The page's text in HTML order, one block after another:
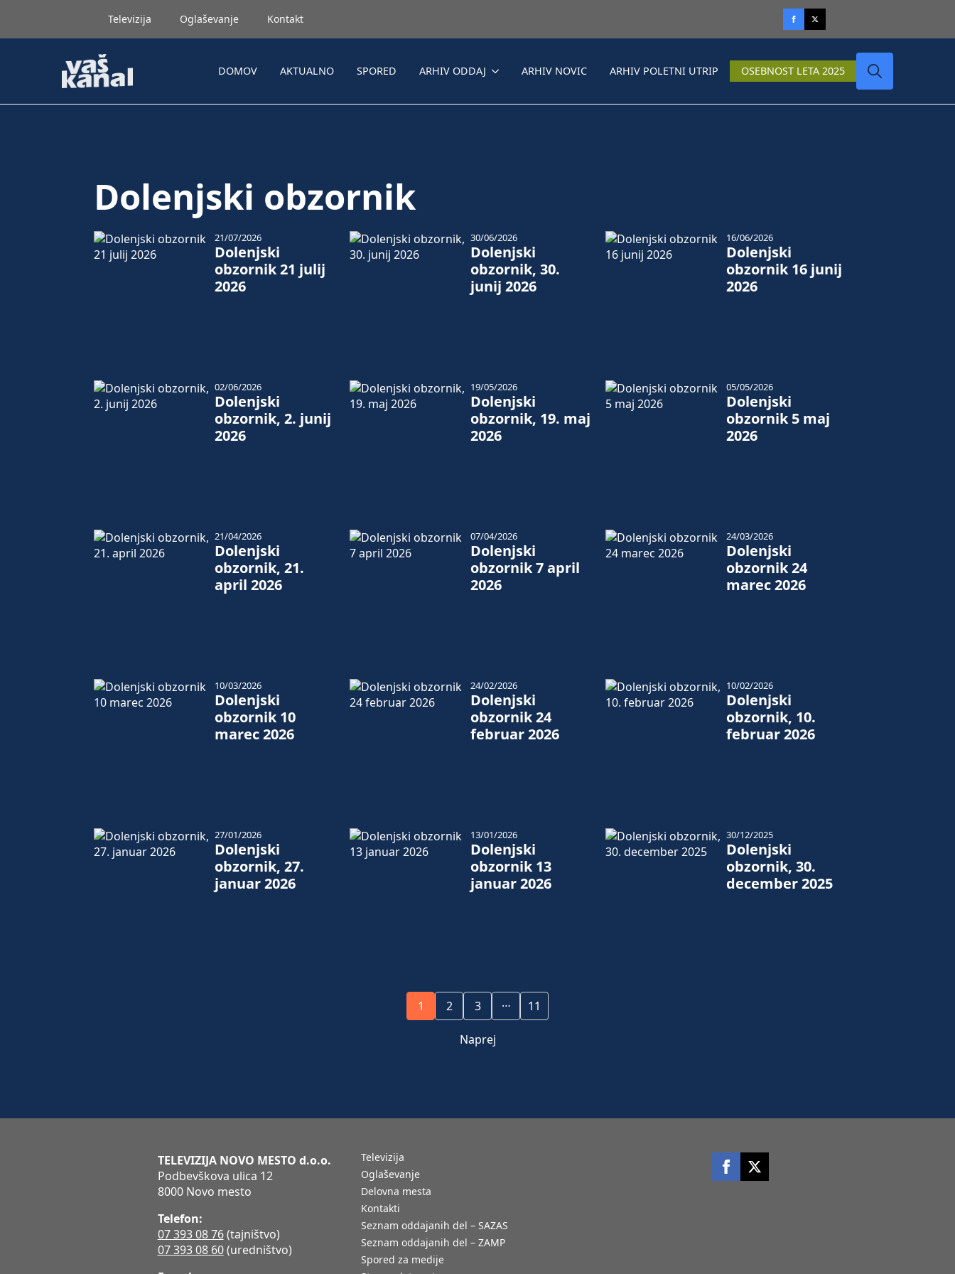
Televizija Oglaševanje Kontakt
DOMOV AKTUALNO SPORED ARHIV ODDAJ ARHIV NOVIC ARHIV POLETNI UTRIP OSEBNOST LETA 2025
Dolenjski obzornik
Dolenjski
obzornik 21 julij
2026
21/07/2026
Dolenjski
obzornik, 30.
junij 2026
30/06/2026
Dolenjski
obzornik 16 junij
2026
16/06/2026
Dolenjski
obzornik, 2. junij
2026
02/06/2026
Dolenjski
obzornik, 19. maj
2026
19/05/2026
Dolenjski
obzornik 5 maj
2026
05/05/2026
Dolenjski
obzornik, 21.
april 2026
21/04/2026
Dolenjski
obzornik 7 april
2026
07/04/2026
Dolenjski
obzornik 24
marec 2026
24/03/2026
Dolenjski
obzornik 10
marec 2026
10/03/2026
Dolenjski
obzornik 24
februar 2026
24/02/2026
Dolenjski
obzornik, 10.
februar 2026
10/02/2026
Dolenjski
obzornik, 27.
januar 2026
27/01/2026
Dolenjski
obzornik 13
januar 2026
13/01/2026
Dolenjski
obzornik, 30.
december 2025
30/12/2025
1 2 3 … 11
Naprej
TELEVIZIJA NOVO MESTO d.o.o.
Podbevškova ulica 12
8000 Novo mesto
Telefon:
07 393 08 76(tajništvo)
07 393 08 60(uredništvo)
Televizija
Oglaševanje
Delovna mesta
Kontakti
Seznam oddajanih del – SAZAS
Seznam oddajanih del – ZAMP
Spored za medije